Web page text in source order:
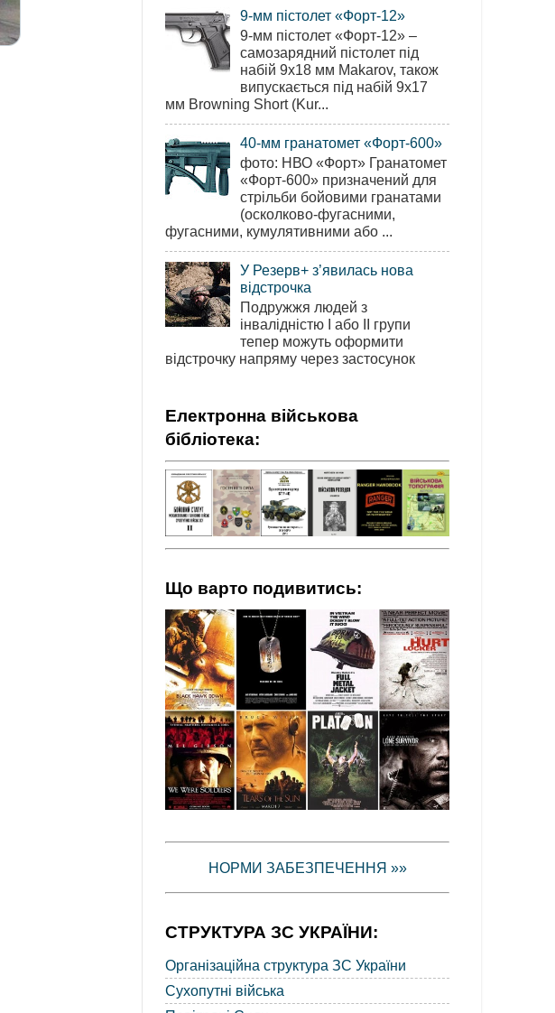
9-мм пістолет «Форт-12»
9-мм пістолет «Форт-12» –
самозарядний пістолет під
набій 9х18 мм Makarov, також
випускається під набій 9х17
мм Browning Short (Kur...
40-мм гранатомет «Форт-600»
фото: НВО «Форт» Гранатомет
«Форт-600» призначений для
стрільби бойовими гранатами
(осколково-фугасними,
фугасними, кумулятивними або ...
У Резерв+ з’явилась нова
відстрочка
Подружжя людей з
інвалідністю І або ІІ групи
тепер можуть оформити
відстрочку напряму через застосунок
Електронна військова
бібліотека:
Що варто подивитись:
НОРМИ ЗАБЕЗПЕЧЕННЯ »»
СТРУКТУРА ЗС УКРАЇНИ:
Організаційна структура ЗС України
Сухопутні війська